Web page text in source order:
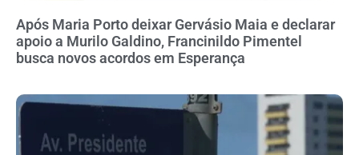
Após Maria Porto deixar Gervásio Maia e declarar
apoio a Murilo Galdino, Francinildo Pimentel
busca novos acordos em Esperança